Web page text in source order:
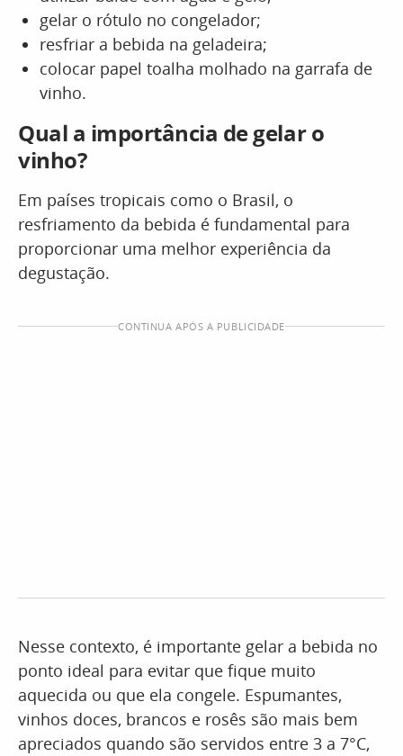
gelar o rótulo no congelador;
resfriar a bebida na geladeira;
colocar papel toalha molhado na garrafa de
vinho.
Qual a importância de gelar o
vinho?
Em países tropicais como o Brasil, o
resfriamento da bebida é fundamental para
proporcionar uma melhor experiência da
degustação.
CONTINUA APÓS A PUBLICIDADE
Nesse contexto, é importante gelar a bebida no
ponto ideal para evitar que fique muito
aquecida ou que ela congele. Espumantes,
vinhos doces, brancos e rosês são mais bem
apreciados quando são servidos entre 3 a 7°C,